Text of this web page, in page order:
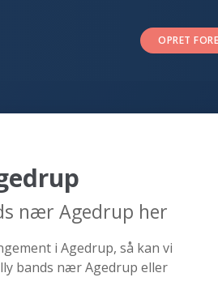
OPRET
nær Agedrup her
i Agedrup, så kan vi
bands nær Agedrup eller